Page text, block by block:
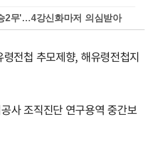
2무'…4강신화마저 의심받아
전첩 추모제향, 해유령전첩지
사 조직진단 연구용역 중간보